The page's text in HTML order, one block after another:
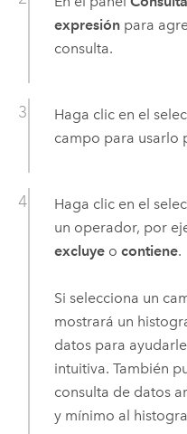
expresiónpara
consulta.
Haga clic en el
campo para usarlo
Haga clic en el
un operador, por
excluyeo contiene.
Si selecciona un
mostrará un
datos para
intuitiva. También
consulta de datos
y mínimo al